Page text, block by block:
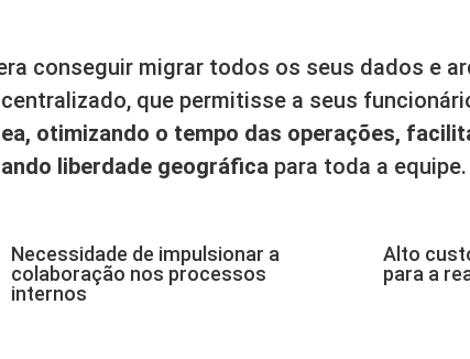
conseguir migrar todos os seus dados e
que permitisse a seus
otimizando o tempo das operações,
liberdade geográfica para toda a equipe.
Necessidade de impulsionar a
colaboração nos processos
internos
Alto
para a